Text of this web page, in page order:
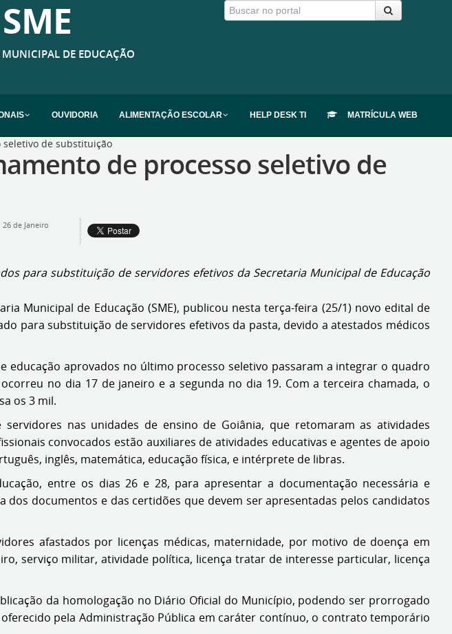
SME
MUNICIPAL DE EDUCAÇÃO
OUVIDORIA ALIMENTAÇÃO ESCOLAR HELP DESK TI MATRÍCULA WEB
seletivo de substituição
de processo seletivo de
de Janeiro
para substituição de servidores efetivos da Secretaria Municipal de Educação
Municipal de Educação (SME), publicou nesta terça-feira (25/1) novo edital de
para substituição de servidores efetivos da pasta, devido a atestados médicos
educação aprovados no último processo seletivo passaram a integrar o quadro
no dia 17 de janeiro e a segunda no dia 19. Com a terceira chamada, o
os 3 mil.
nas unidades de ensino de Goiânia, que retomaram as atividades
convocados estão auxiliares de atividades educativas e agentes de apoio
inglês, matemática, educação física, e intérprete de libras.
entre os dias 26 e 28, para apresentar a documentação necessária e
documentos e das certidões que devem ser apresentadas pelos candidatos
afastados por licenças médicas, maternidade, por motivo de doença em
serviço militar, atividade política, licença tratar de interesse particular, licença
da homologação no Diário Oficial do Município, podendo ser prorrogado
pela Administração Pública em caráter contínuo, o contrato temporário